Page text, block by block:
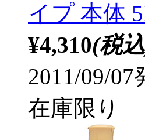
イプ 本体
¥4,310(税
2011/09/07
在庫限り